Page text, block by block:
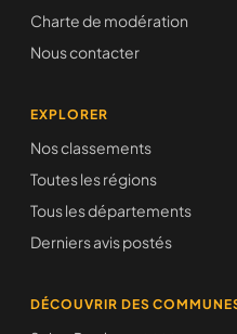
Charte de modération
Nous contacter
EXPLORER
Nos classements
Toutes les régions
Tous les départements
Derniers avis postés
DÉCOUVRIR DES